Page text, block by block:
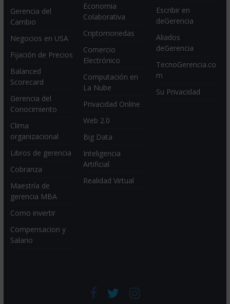
Gerencia del
Cambio
Negocios en USA
Fijación de Precios
Balanced
Scorecard
Gerencia del
Conocimiento
Clima
organizacional
Libros de gerencia
Cobranza
Maestría de
gerencia MBA
Como invertir
Compensacion y
Salario
Economia
Colaborativa
Criptomonedas
Comercio
Electrónico
Computación en
La Nube
Privacidad Online
Web 2.0
Big Data
Inteligencia
Artificial
Realidad Virtual
Escribir en
deGerencia
Aliados
deGerencia
TecnoGerencia.co
m
Su Privacidad